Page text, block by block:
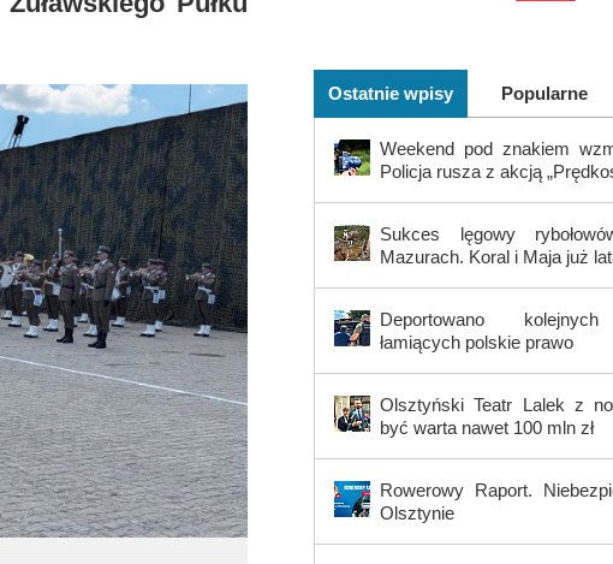
Ostatnie wpisy Popularne
Weekend pod znakiem
Policja rusza z akcją
Sukces lęgowy
Mazurach. Koral i Maja już
Deportowano
łamiących polskie prawo
Olsztyński Teatr Lalek z
być warta nawet 100 mln zł
Rowerowy Raport.
Olsztynie